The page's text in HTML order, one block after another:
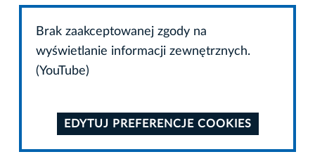
Brak zaakceptowanej zgody na
wyświetlanie informacji zewnętrznych.
(YouTube)
EDYTUJ PREFERENCJE COOKIES